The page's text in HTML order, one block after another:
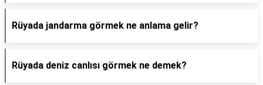
Rüyada jandarma görmek ne anlama gelir?
Rüyada deniz canlısı görmek ne demek?